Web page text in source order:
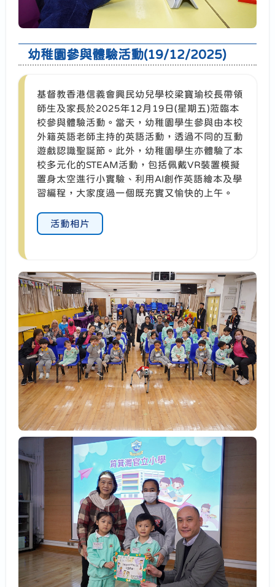
幼稚園參與體驗活動(19/12/2025)
基督教香港信義會興民幼兒學校梁寶瑜校長帶領
師生及家長於2025年12月19日(星期五)蒞臨本
校參與體驗活動。當天，幼稚園學生參與由本校
外籍英語老師主持的英語活動，透過不同的互動
遊戲認識聖誕節。此外，幼稚園學生亦體驗了本
校多元化的STEAM活動，包括佩戴VR裝置模擬
置身太空進行小實驗、利用AI創作英語繪本及學
習編程，大家度過一個既充實又愉快的上午。
活動相片